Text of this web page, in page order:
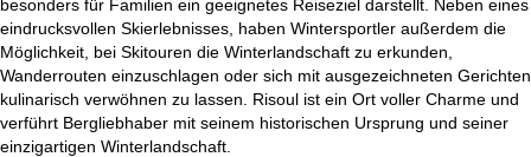
besonders für Familien ein geeignetes Reiseziel darstellt. Neben eines
eindrucksvollen Skierlebnisses, haben Wintersportler außerdem die
Möglichkeit, bei Skitouren die Winterlandschaft zu erkunden,
Wanderrouten einzuschlagen oder sich mit ausgezeichneten Gerichten
kulinarisch verwöhnen zu lassen. Risoul ist ein Ort voller Charme und
verführt Bergliebhaber mit seinem historischen Ursprung und seiner
einzigartigen Winterlandschaft.